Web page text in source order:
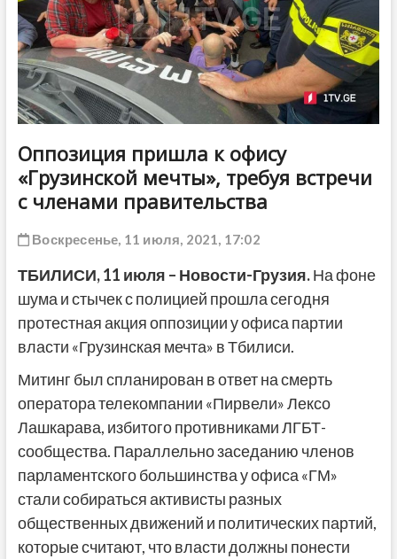
Оппозиция пришла к офису
«Грузинской мечты», требуя встречи
с членами правительства
Воскресенье, 11 июля, 2021, 17:02
ТБИЛИСИ, 11 июля – Новости-Грузия.На фоне
шума и стычек с полицией прошла сегодня
протестная акция оппозиции у офиса партии
власти «Грузинская мечта» в Тбилиси.
Митинг был спланирован в ответ на смерть
оператора телекомпании «Пирвели» Лексо
Лашкарава, избитого противниками ЛГБТ-
сообщества. Параллельно заседанию членов
парламентского большинства у офиса «ГМ»
стали собираться активисты разных
общественных движений и политических партий,
которые считают, что власти должны понести